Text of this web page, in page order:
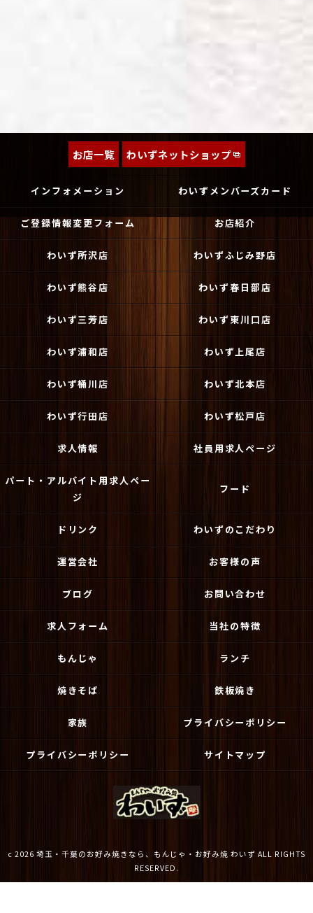
お店一覧 わいずネットショップ
インフォメーション わいずメンバーズカード
ご登録情報変更フォーム お店紹介
わいず所沢店 わいずふじみ野店
わいず熊谷店 わいず春日部店
わいず三芳店 わいず東川口店
わいず浦和店 わいず上尾店
わいず桶川店 わいず北本店
わいず行田店 わいず松戸店
求人情報 社員用求人ページ
パート・アルバイト用求人ペー
ジ
フード
ドリンク わいずのこだわり
運営会社 お客様の声
ブログ お問い合わせ
求人フォーム 当社の特徴
もんじゃ ランチ
焼きそば 鉄板焼き
家族 プライバシーポリシー
プライバシーポリシー サイトマップ
c 2026 埼玉・千葉のお好み焼きなら、もんじゃ・お好み焼 わいず ALL RIGHTS
RESERVED.